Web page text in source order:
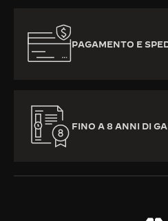
PAGAMENTO E
FINO A 8 ANNI DI